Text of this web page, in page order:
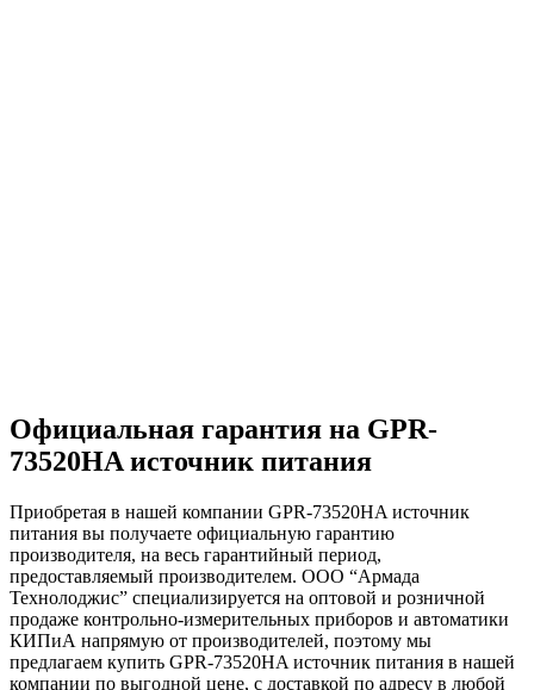
Официальная гарантия на GPR-
73520HA источник питания
Приобретая в нашей компании GPR-73520HA источник
питания вы получаете официальную гарантию
производителя, на весь гарантийный период,
предоставляемый производителем. ООО “Армада
Технолоджис” специализируется на оптовой и розничной
продаже контрольно-измерительных приборов и автоматики
КИПиА напрямую от производителей, поэтому мы
предлагаем купить GPR-73520HA источник питания в нашей
компании по выгодной цене, с доставкой по адресу в любой